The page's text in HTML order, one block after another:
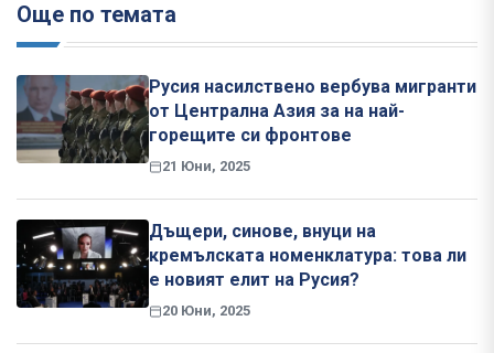
Още по темата
Русия насилствено вербува мигранти
от Централна Азия за на най-
горещите си фронтове
21 Юни, 2025
Дъщери, синове, внуци на
кремълската номенклатура: това ли
е новият елит на Русия?
20 Юни, 2025